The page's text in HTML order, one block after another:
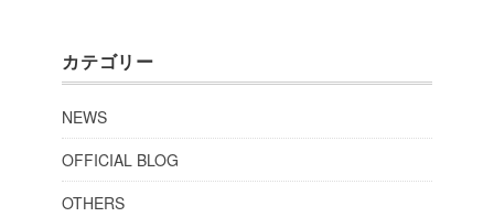
カテゴリー
NEWS
OFFICIAL BLOG
OTHERS